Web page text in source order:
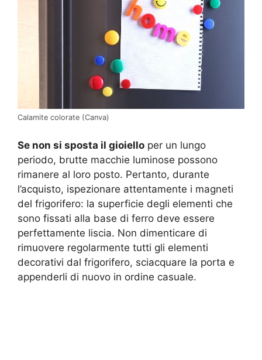
Calamite colorate (Canva)
Se non si sposta il gioiello per un lungo
periodo, brutte macchie luminose possono
rimanere al loro posto. Pertanto, durante
l’acquisto, ispezionare attentamente i magneti
del frigorifero: la superficie degli elementi che
sono fissati alla base di ferro deve essere
perfettamente liscia. Non dimenticare di
rimuovere regolarmente tutti gli elementi
decorativi dal frigorifero, sciacquare la porta e
appenderli di nuovo in ordine casuale.